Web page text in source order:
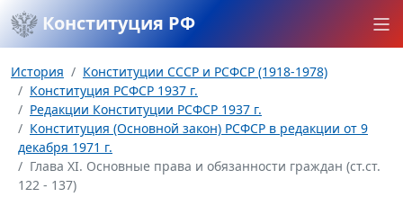
Конституция РФ
История
Конституции СССР и РСФСР (1918-1978)
Конституция РСФСР 1937 г.
Редакции Конституции РСФСР 1937 г.
Конституция (Основной закон) РСФСР в редакции от 9
декабря 1971 г.
Глава XI. Основные права и обязанности граждан (ст.ст.
122 - 137)